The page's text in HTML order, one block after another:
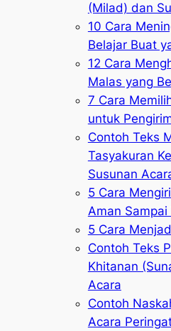
(Milad) dan
10 Cara
Belajar Buat
12 Cara
Malas yang
7 Cara
untuk
Contoh Teks
Tasyakuran
Susunan
5 Cara
Aman Sampai
5 Cara
Contoh Teks
Khitanan
Acara
Contoh
Acara